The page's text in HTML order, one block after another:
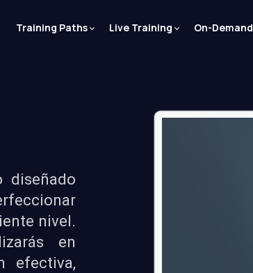
Training Paths Live Training On-Demand
diseñado
nivel.
en
efectiva,